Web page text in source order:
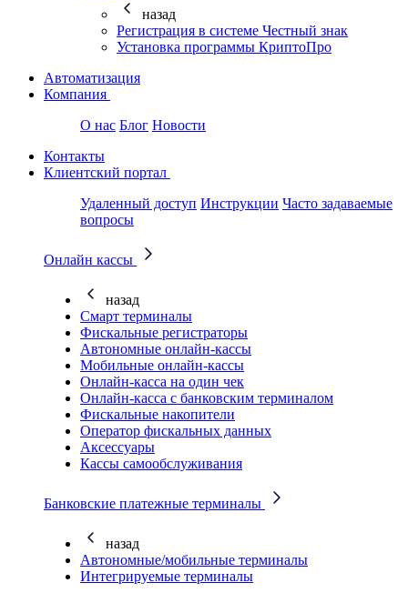
назад
Регистрация в системе Честный знак
Установка программы КриптоПро
Автоматизация
Компания
О нас Блог Новости
Контакты
Клиентский портал
Удаленный доступ Инструкции Часто задаваемые
вопросы
Онлайн кассы
назад
Смарт терминалы
Фискальные регистраторы
Автономные онлайн-кассы
Мобильные онлайн-кассы
Онлайн-касса на один чек
Онлайн-касса с банковским терминалом
Фискальные накопители
Оператор фискальных данных
Аксессуары
Кассы самообслуживания
Банковские платежные терминалы
назад
Автономные/мобильные терминалы
Интегрируемые терминалы